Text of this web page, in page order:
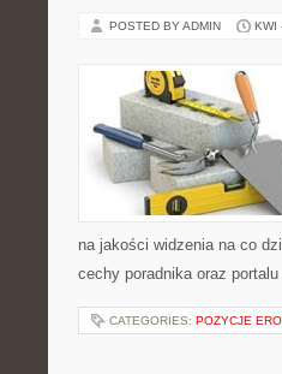
POSTED BY ADMIN KWI
na jakości widzenia na co
cechy poradnika oraz
CATEGORIES: POZYCJE